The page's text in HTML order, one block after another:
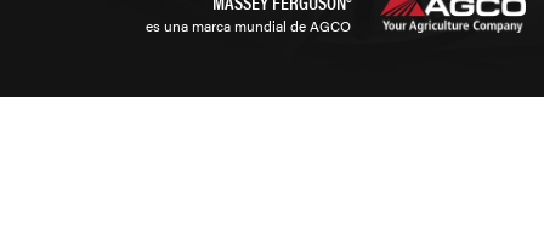
es una marca mundial de AGCO